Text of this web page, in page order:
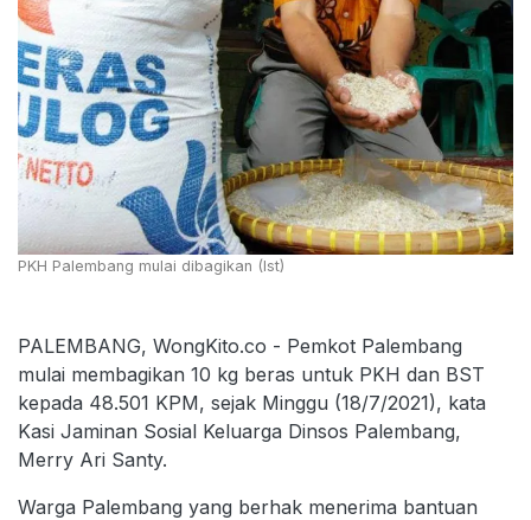
PKH Palembang mulai dibagikan (Ist)
PALEMBANG, WongKito.co - Pemkot Palembang
mulai membagikan 10 kg beras untuk PKH dan BST
kepada 48.501 KPM, sejak Minggu (18/7/2021), kata
Kasi Jaminan Sosial Keluarga Dinsos Palembang,
Merry Ari Santy.
Warga Palembang yang berhak menerima bantuan